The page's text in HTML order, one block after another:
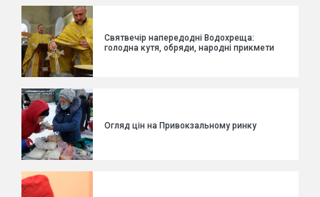
Святвечір напередодні Водохреща:
голодна кутя, обряди, народні прикмети
Огляд цін на Привокзальному ринку